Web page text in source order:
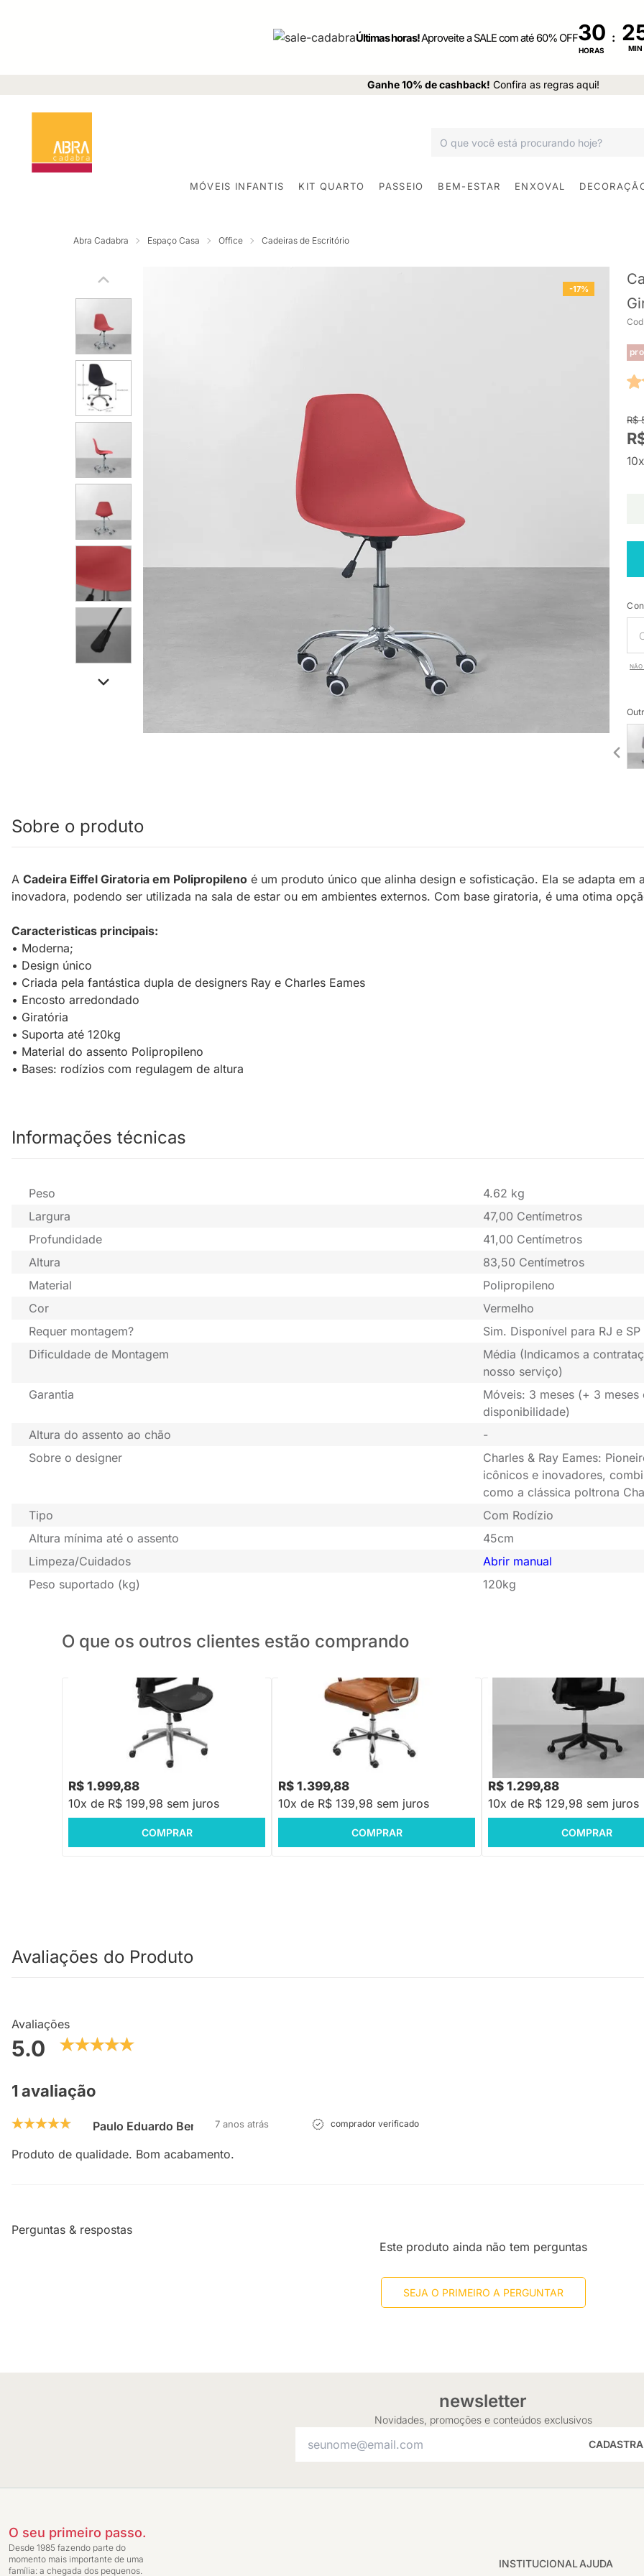
Últimas horas!Aproveite a SALE com até 60% OFF30
HORAS
:
MIN
Ganhe 10% de cashback! Confira as regras aqui!
MÓVEIS INFANTIS KIT QUARTO PASSEIO BEM-ESTAR ENXOVAL
Abra Cadabra Espaço Casa Office Cadeiras de Escritório
-17%
R$
NÃO
Sobre o produto
A Cadeira Eiffel Giratoria em Polipropileno é um produto único que alinha design e sofisticação. Ela se adapta
inovadora, podendo ser utilizada na sala de estar ou em ambientes externos. Com base giratoria, é uma otima
Caracteristicas principais:
• Moderna;
• Design único
• Criada pela fantástica dupla de designers Ray e Charles Eames
• Encosto arredondado
• Giratória
• Suporta até 120kg
• Material do assento Polipropileno
• Bases: rodízios com regulagem de altura
Informações técnicas
Peso
4.62 kg
Largura
47,00 Centímetros
Profundidade
41,00 Centímetros
Altura
83,50 Centímetros
Material
Polipropileno
Cor
Vermelho
Requer montagem?
Sim. Disponível para RJ e
Dificuldade de Montagem
Média (Indicamos a
nosso serviço)
Garantia
Móveis: 3 meses (+ 3
disponibilidade)
Altura do assento ao chão
-
Sobre o designer
Charles & Ray Eames:
icônicos e inovadores,
como a clássica poltrona
Tipo
Com Rodízio
Altura mínima até o assento
45cm
Limpeza/Cuidados
Abrir manual
Peso suportado (kg)
120kg
O que os outros clientes estão comprando
PRONTA ENTREGA
Cadeira de Escritório Mavi - Preto
R$ 1.999,88
10x de R$ 199,98 sem juros
COMPRAR
PRONTA ENTREGA
Cadeira de Escritório Oslo - Caramelo
R$ 1.399,88
10x de R$ 139,98 sem juros
COMPRAR
PRONTA ENTREGA
Cadeira Office Singular Alta -
R$ 1.299,88
10x de R$ 129,98 sem juros
COMPRAR
Avaliações do Produto
Avaliações
5.0
1 avaliação
Paulo Eduardo Bennemann7 anos atrás comprador verificado
Produto de qualidade. Bom acabamento.
Perguntas & respostas
Este produto ainda não tem perguntas
SEJA O PRIMEIRO A PERGUNTAR
newsletter
Novidades, promoções e conteúdos exclusivos
O seu primeiro passo.
Desde 1985 fazendo parte do
momento mais importante de uma
família: a chegada dos pequenos.
INSTITUCIONAL AJUDA